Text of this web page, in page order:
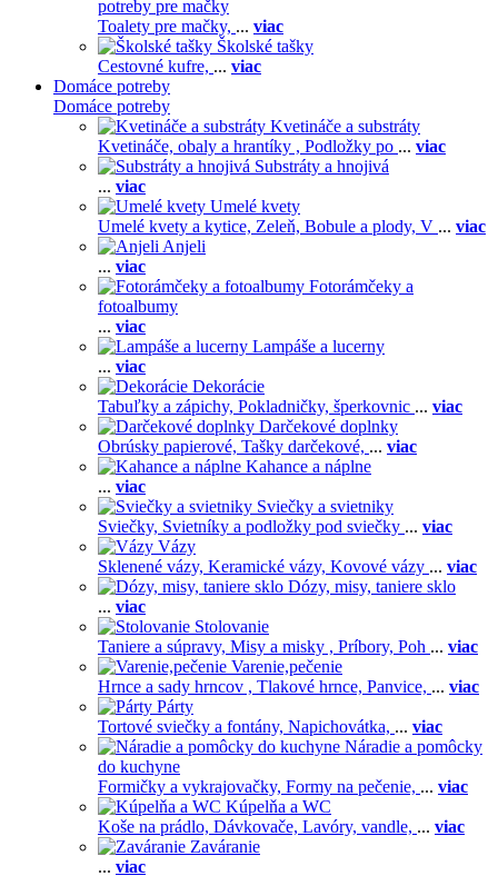
potreby pre mačky
Toalety pre mačky, ... viac
Školské tašky
Cestovné kufre, ... viac
Domáce potreby
Domáce potreby
Kvetináče a substráty
Kvetináče, obaly a hrantíky , Podložky po ... viac
Substráty a hnojivá
... viac
Umelé kvety
Umelé kvety a kytice, Zeleň, Bobule a plody, V ... viac
Anjeli
... viac
Fotorámčeky a
fotoalbumy
... viac
Lampáše a lucerny
... viac
Dekorácie
Tabuľky a zápichy, Pokladničky, šperkovnic ... viac
Darčekové doplnky
Obrúsky papierové, Tašky darčekové, ... viac
Kahance a náplne
... viac
Sviečky a svietniky
Sviečky, Svietníky a podložky pod sviečky ... viac
Vázy
Sklenené vázy, Keramické vázy, Kovové vázy ... viac
Dózy, misy, taniere sklo
... viac
Stolovanie
Taniere a súpravy, Misy a misky , Príbory, Poh ... viac
Varenie,pečenie
Hrnce a sady hrncov , Tlakové hrnce, Panvice, ... viac
Párty
Tortové sviečky a fontány, Napichovátka, ... viac
Náradie a pomôcky
do kuchyne
Formičky a vykrajovačky, Formy na pečenie, ... viac
Kúpelňa a WC
Koše na prádlo, Dávkovače, Lavóry, vandle, ... viac
Zaváranie
... viac